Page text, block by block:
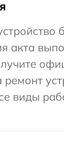
акта
виды